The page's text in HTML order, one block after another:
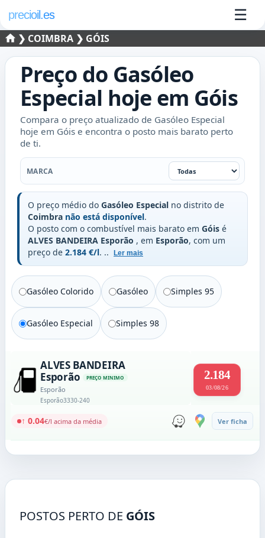
precioil.es ☰
❯ COIMBRA ❯ GÓIS
Preço do Gasóleo
Especial hoje em Góis
Compara o preço atualizado de Gasóleo Especial
hoje em Góis e encontra o posto mais barato perto
de ti.
Marca
MARCA
O preço médio do Gasóleo Especial no distrito de
Coimbra não está disponível.
O posto com o combustível mais barato em Góis é
ALVES BANDEIRA Esporão , em Esporão, com um
preço de 2.184 €/l. .. Ler mais
Gasóleo Colorido Gasóleo Simples 95
Gasóleo Especial Simples 98
ALVES BANDEIRA
Esporão
PREÇO MINIMO
Esporão
Esporão3330-240
2.184
03/08/26
↑ 0.04€/l acima da média Ver ficha
POSTOS PERTO DE GÓIS